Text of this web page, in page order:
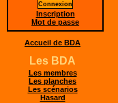
Inscription
Mot de passe
Accueil de BDA
Les BDA
Les membres
Les planches
Les scénarios
Hasard